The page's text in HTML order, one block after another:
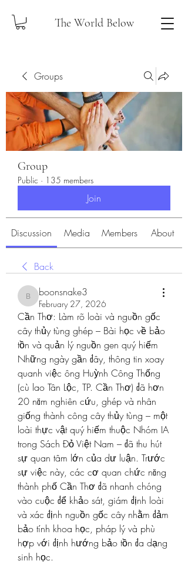
The World Below
Groups
Group
Public · 135 members
Join
Discussion Media Members About
Back
boonsnake3
boonsnake3
February 27, 2026
Cần Thơ: Làm rõ loài và nguồn gốc
cây thủy tùng ghép – Bài học về bảo
tồn và quản lý nguồn gen quý hiếm
Những ngày gần đây, thông tin xoay
quanh việc ông Huỳnh Công Thống
(cù lao Tân Lộc, TP. Cần Thơ) đã hơn
20 năm nghiên cứu, ghép và nhân
giống thành công cây thủy tùng – một
loài thực vật quý hiếm thuộc Nhóm IA
trong Sách Đỏ Việt Nam – đã thu hút
sự quan tâm lớn của dư luận. Trước
sự việc này, các cơ quan chức năng
thành phố Cần Thơ đã nhanh chóng
vào cuộc để khảo sát, giám định loài
và xác định nguồn gốc cây nhằm đảm
bảo tính khoa học, pháp lý và phù
hợp với định hướng bảo tồn đa dạng
sinh học.